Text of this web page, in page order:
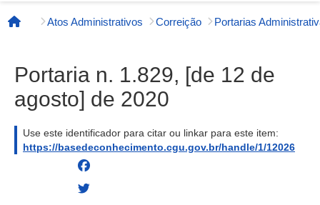
Página inicial
Atos Administrativos Correição
Portaria n. 1.829, [de 12 de
agosto] de 2020
Use este identificador para citar ou linkar para este item:
https://basedeconhecimento.cgu.gov.br/handle/1/12026